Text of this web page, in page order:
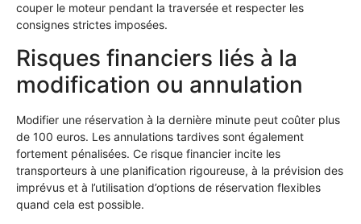
couper le moteur pendant la traversée et respecter les
consignes strictes imposées.
Risques financiers liés à la
modification ou annulation
Modifier une réservation à la dernière minute peut coûter plus
de 100 euros. Les annulations tardives sont également
fortement pénalisées. Ce risque financier incite les
transporteurs à une planification rigoureuse, à la prévision des
imprévus et à l’utilisation d’options de réservation flexibles
quand cela est possible.